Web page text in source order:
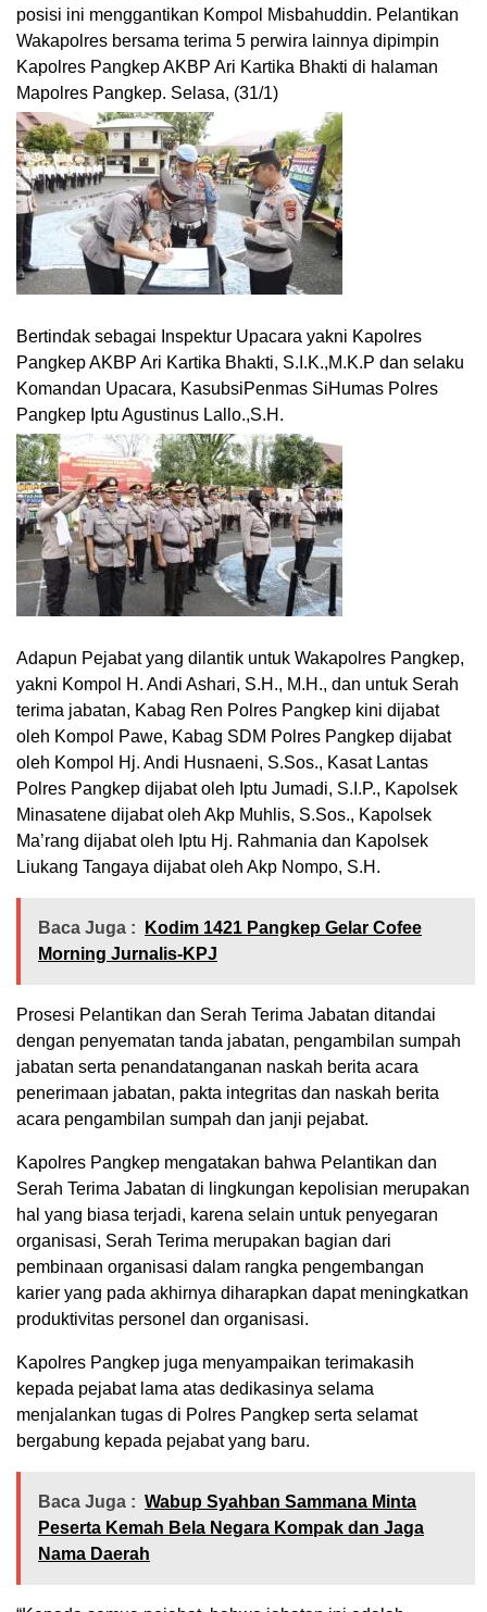
posisi ini menggantikan Kompol Misbahuddin. Pelantikan
Wakapolres bersama terima 5 perwira lainnya dipimpin
Kapolres Pangkep AKBP Ari Kartika Bhakti di halaman
Mapolres Pangkep. Selasa, (31/1)
Bertindak sebagai Inspektur Upacara yakni Kapolres
Pangkep AKBP Ari Kartika Bhakti, S.I.K.,M.K.P dan selaku
Komandan Upacara, KasubsiPenmas SiHumas Polres
Pangkep Iptu Agustinus Lallo.,S.H.
Adapun Pejabat yang dilantik untuk Wakapolres Pangkep,
yakni Kompol H. Andi Ashari, S.H., M.H., dan untuk Serah
terima jabatan, Kabag Ren Polres Pangkep kini dijabat
oleh Kompol Pawe, Kabag SDM Polres Pangkep dijabat
oleh Kompol Hj. Andi Husnaeni, S.Sos., Kasat Lantas
Polres Pangkep dijabat oleh Iptu Jumadi, S.I.P., Kapolsek
Minasatene dijabat oleh Akp Muhlis, S.Sos., Kapolsek
Ma’rang dijabat oleh Iptu Hj. Rahmania dan Kapolsek
Liukang Tangaya dijabat oleh Akp Nompo, S.H.
Baca Juga :
Kodim 1421 Pangkep Gelar Cofee
Morning Jurnalis-KPJ
Prosesi Pelantikan dan Serah Terima Jabatan ditandai
dengan penyematan tanda jabatan, pengambilan sumpah
jabatan serta penandatanganan naskah berita acara
penerimaan jabatan, pakta integritas dan naskah berita
acara pengambilan sumpah dan janji pejabat.
Kapolres Pangkep mengatakan bahwa Pelantikan dan
Serah Terima Jabatan di lingkungan kepolisian merupakan
hal yang biasa terjadi, karena selain untuk penyegaran
organisasi, Serah Terima merupakan bagian dari
pembinaan organisasi dalam rangka pengembangan
karier yang pada akhirnya diharapkan dapat meningkatkan
produktivitas personel dan organisasi.
Kapolres Pangkep juga menyampaikan terimakasih
kepada pejabat lama atas dedikasinya selama
menjalankan tugas di Polres Pangkep serta selamat
bergabung kepada pejabat yang baru.
Baca Juga : Wabup Syahban Sammana Minta
Peserta Kemah Bela Negara Kompak dan Jaga
Nama Daerah